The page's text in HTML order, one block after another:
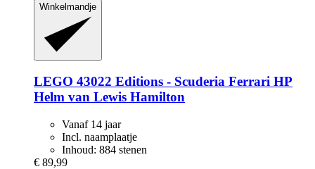
Winkelmandje
LEGO 43022 Editions -​ Scuderia Ferrari HP
Helm van Lewis Hamilton
Vanaf 14 jaar
Incl. naamplaatje
Inhoud: 884 stenen
€ 89,99